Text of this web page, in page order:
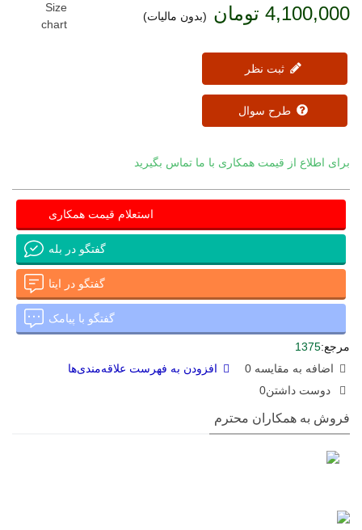
4,100,000 تومان (بدون مالیات)
ثبت نظر
طرح سوال
Size
chart
برای اطلاع از قیمت همکاری با ما تماس بگیرید
استعلام قیمت همکاری
گفتگو در بله
گفتگو در ایتا
گفتگو با پیامک
مرجع:1375
اضافه به مقایسه 0
افزودن به فهرست علاقه‌مندی‌ها
دوست داشتن0
فروش به همکاران محترم